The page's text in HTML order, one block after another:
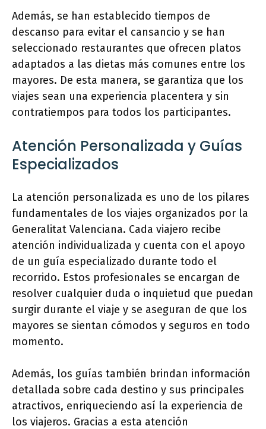
Además, se han establecido tiempos de
descanso para evitar el cansancio y se han
seleccionado restaurantes que ofrecen platos
adaptados a las dietas más comunes entre los
mayores. De esta manera, se garantiza que los
viajes sean una experiencia placentera y sin
contratiempos para todos los participantes.
Atención Personalizada y Guías
Especializados
La atención personalizada es uno de los pilares
fundamentales de los viajes organizados por la
Generalitat Valenciana. Cada viajero recibe
atención individualizada y cuenta con el apoyo
de un guía especializado durante todo el
recorrido. Estos profesionales se encargan de
resolver cualquier duda o inquietud que puedan
surgir durante el viaje y se aseguran de que los
mayores se sientan cómodos y seguros en todo
momento.
Además, los guías también brindan información
detallada sobre cada destino y sus principales
atractivos, enriqueciendo así la experiencia de
los viajeros. Gracias a esta atención